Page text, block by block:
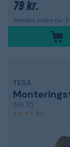
79 kr.
Sendes inden for
TESA
51570
4,0